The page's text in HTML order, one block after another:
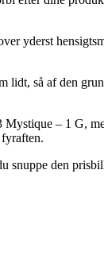
yderst
så af den
Mystique – 1 G,
snuppe den